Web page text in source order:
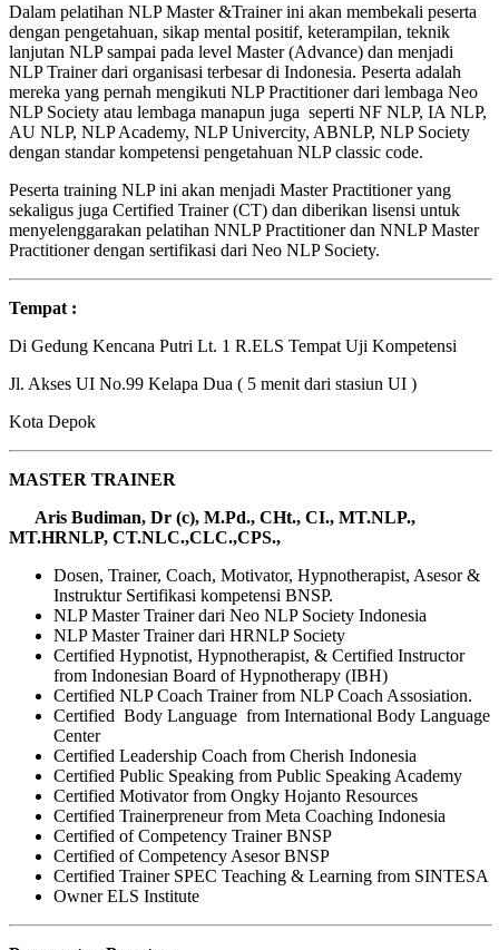
Dalam pelatihan NLP Master &Trainer ini akan membekali peserta
dengan pengetahuan, sikap mental positif, keterampilan, teknik
lanjutan NLP sampai pada level Master (Advance) dan menjadi
NLP Trainer dari organisasi terbesar di Indonesia. Peserta adalah
mereka yang pernah mengikuti NLP Practitioner dari lembaga Neo
NLP Society atau lembaga manapun juga seperti NF NLP, IA NLP,
AU NLP, NLP Academy, NLP Univercity, ABNLP, NLP Society
dengan standar kompetensi pengetahuan NLP classic code.
Peserta training NLP ini akan menjadi Master Practitioner yang
sekaligus juga Certified Trainer (CT) dan diberikan lisensi untuk
menyelenggarakan pelatihan NNLP Practitioner dan NNLP Master
Practitioner dengan sertifikasi dari Neo NLP Society.
Tempat :
Di Gedung Kencana Putri Lt. 1 R.ELS Tempat Uji Kompetensi
Jl. Akses UI No.99 Kelapa Dua ( 5 menit dari stasiun UI )
Kota Depok
MASTER TRAINER
Aris Budiman, Dr (c), M.Pd., CHt., CI., MT.NLP.,
MT.HRNLP, CT.NLC.,CLC.,CPS.,
Dosen, Trainer, Coach, Motivator, Hypnotherapist, Asesor &
Instruktur Sertifikasi kompetensi BNSP.
NLP Master Trainer dari Neo NLP Society Indonesia
NLP Master Trainer dari HRNLP Society
Certified Hypnotist, Hypnotherapist, & Certified Instructor
from Indonesian Board of Hypnotherapy (IBH)
Certified NLP Coach Trainer from NLP Coach Assosiation.
Certified Body Language from International Body Language
Center
Certified Leadership Coach from Cherish Indonesia
Certified Public Speaking from Public Speaking Academy
Certified Motivator from Ongky Hojanto Resources
Certified Trainerpreneur from Meta Coaching Indonesia
Certified of Competency Trainer BNSP
Certified of Competency Asesor BNSP
Certified Trainer SPEC Teaching & Learning from SINTESA
Owner ELS Institute